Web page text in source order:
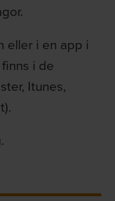
eller i en app i
i de
Itunes,